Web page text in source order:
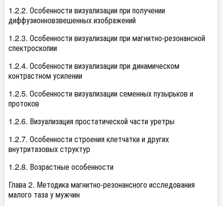
1.2.2. Особенности визуализации при получении
диффузионновзвешенных изображений
1.2.3. Особенности визуализации при магнитно-резонансной
спектроскопии
1.2.4. Особенности визуализации при динамическом
контрастном усилении
1.2.5. Особенности визуализации семенных пузырьков и
протоков
1.2.6. Визуализация простатической части уретры
1.2.7. Особенности строения клетчатки и других
внутритазовых структур
1.2.8. Возрастные особенности
Глава 2. Методика магнитно-резонансного исследования
малого таза у мужчин